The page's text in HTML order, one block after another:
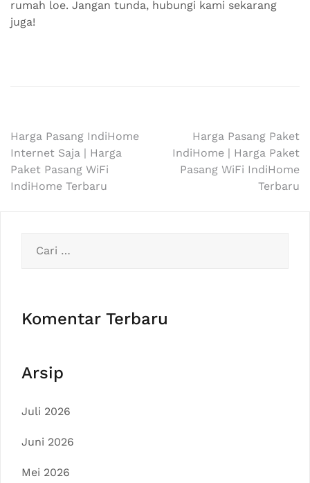
rumah loe. Jangan tunda, hubungi kami sekarang
juga!
Navigasi
pos
Harga Pasang IndiHome
Internet Saja | Harga
Paket Pasang WiFi
IndiHome Terbaru
Harga Pasang Paket
IndiHome | Harga Paket
Pasang WiFi IndiHome
Terbaru
untuk:
Komentar Terbaru
Arsip
Juli 2026
Juni 2026
Mei 2026